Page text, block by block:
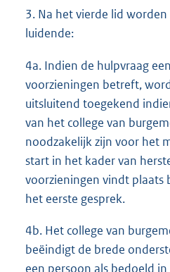
3. Na het vierde lid
luidende:
4a. Indien de hulpvraag
voorzieningen betreft,
uitsluitend toegekend
van het college van
noodzakelijk zijn voor het
start in het kader van
voorzieningen vindt plaats
het eerste gesprek.
4b. Het college van
beëindigt de brede
een persoon als bedoeld